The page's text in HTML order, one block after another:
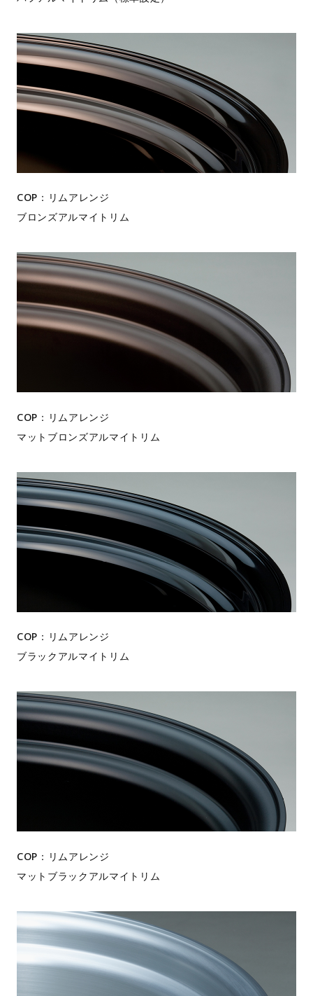
COP：リムアレンジ
ブロンズアルマイトリム
COP：リムアレンジ
マットブロンズアルマイトリム
COP：リムアレンジ
ブラックアルマイトリム
COP：リムアレンジ
マットブラックアルマイトリム